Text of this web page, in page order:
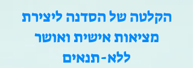
הקלטה של הסדנה ליצירת
מציאות אישית ואושר
ללא-תנאים